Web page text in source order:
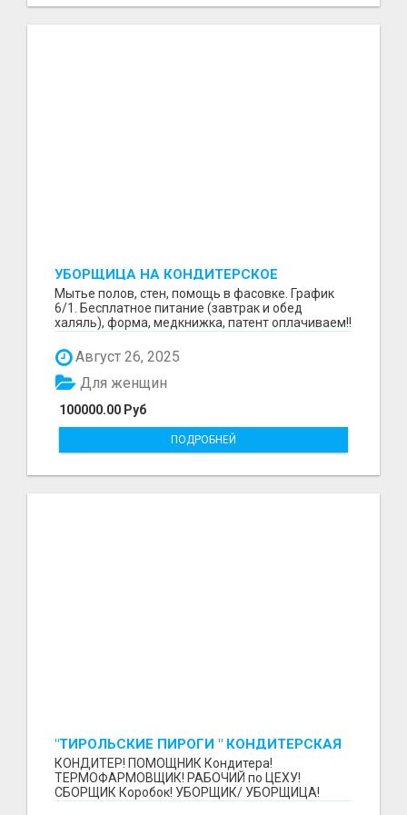
УБОРЩИЦА НА КОНДИТЕРСКОЕ
ПРОИЗВОДСТВО (МАРЬИНО/КУРЬЯНОВО)
Мытье полов, стен, помощь в фасовке. График
6/1. Бесплатное питание (завтрак и обед
халяль), форма, медкнижка, патент оплачиваем!!
Август 26, 2025
100000.00 Руб
Для женщин
ПОДРОБНЕЙ
"ТИРОЛЬСКИЕ ПИРОГИ " КОНДИТЕРСКАЯ
ФАБРИКА "КРУГ "
КОНДИТЕР! ПОМОЩНИК Кондитера!
ТЕРМОФАРМОВЩИК! РАБОЧИЙ по ЦЕХУ!
СБОРЩИК Коробок! УБОРЩИК/ УБОРЩИЦА!
~~~~~~~~ Изготовление тортов и пирогов от...